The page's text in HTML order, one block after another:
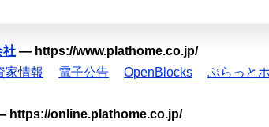
社 — https://www.plathome.co.jp/
家情報 電子公告 OpenBlocks ぷらっと
https://online.plathome.co.jp/